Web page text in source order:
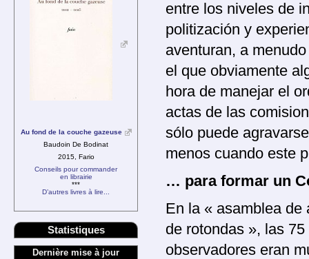
entre los niveles de
politización y
aventuran, a
el que obviamente
hora de manejar el
actas de las
sólo puede
menos cuando este
… para formar un
En la « asamblea de
de rotondas », las
observadores eran
Au fond de la couche gazeuse
Baudoin De Bodinat
2015, Fario
Conseils pour commander
en librairie
***
D’autres livres à lire...
Statistiques
Dernière mise à jour